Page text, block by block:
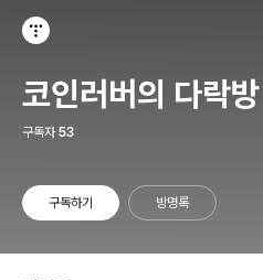
코인러버의 다락방
구독자 53
구독하기 방명록